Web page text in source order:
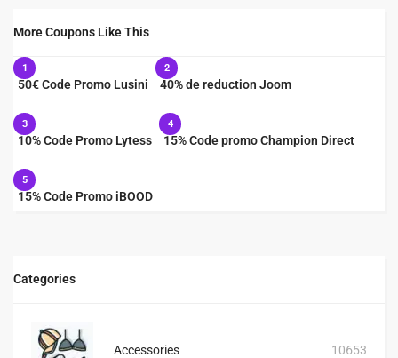
More Coupons Like This
1
50€ Code Promo Lusini
2
40% de reduction Joom
3
10% Code Promo Lytess
4
15% Code promo Champion Direct
5
15% Code Promo iBOOD
Categories
Accessories 10653